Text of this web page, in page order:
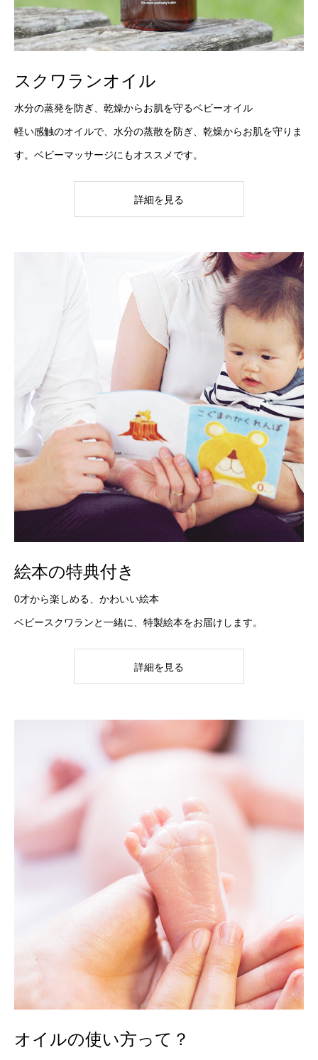
スクワランオイル
水分の蒸発を防ぎ、乾燥からお肌を守るベビーオイル
軽い感触のオイルで、水分の蒸散を防ぎ、乾燥からお肌を守りま
す。ベビーマッサージにもオススメです。
詳細を見る
絵本の特典付き
0才から楽しめる、かわいい絵本
ベビースクワランと一緒に、特製絵本をお届けします。
詳細を見る
オイルの使い方って？